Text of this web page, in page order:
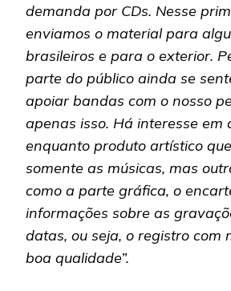
demanda por CDs. Nesse
enviamos o material para
brasileiros e para o exterior.
parte do público ainda se
apoiar bandas com o nosso
apenas isso. Há interesse em
enquanto produto artístico
somente as músicas, mas
como a parte gráfica, o
informações sobre as
datas, ou seja, o registro com
boa qualidade”.